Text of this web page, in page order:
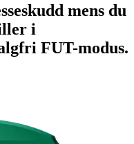
mens du
i
FUT-modus.